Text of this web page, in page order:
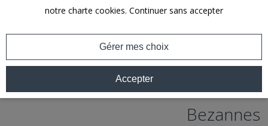
Centre d'affaires Reims -
Bezannes
notre charte cookies. Continuer sans accepter
Gérer mes choix
Accepter